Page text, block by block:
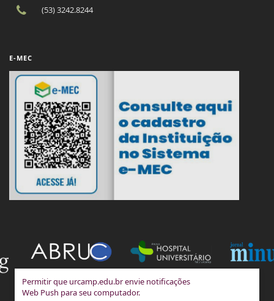
Permitir que urcamp.edu.br envie notificações
Web Push para seu computador.
(53) 3242.8244
E-MEC